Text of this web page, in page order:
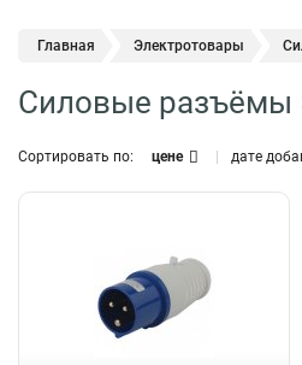
Главная Электротовары
Силовые разъёмы
Сортировать по: цене дате